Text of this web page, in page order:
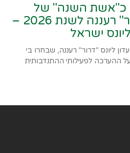
כ"אשת השנה" של
מועדון ליונס "דרור" רעננה לשנת 2026 –
ישראל
ליונס "דרור" רעננה, שבחרו בי
ההערכה לפעילותי ההתנדבותית